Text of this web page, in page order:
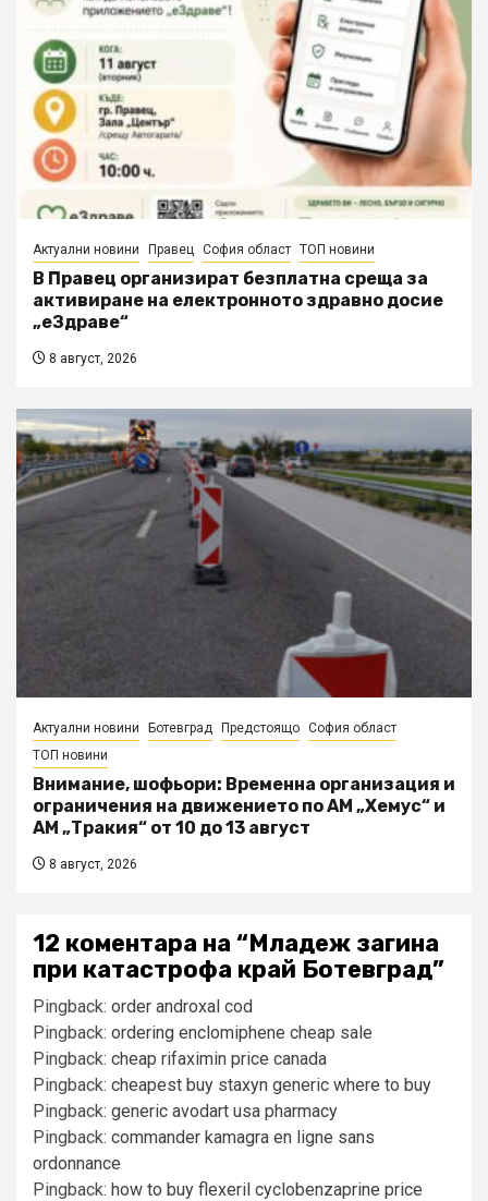
Актуални новини Правец София област ТОП новини
В Правец организират безплатна среща за
активиране на електронното здравно досие
„еЗдраве“
8 август, 2026
Актуални новини Ботевград Предстоящо София област
ТОП новини
Внимание, шофьори: Временна организация и
ограничения на движението по АМ „Хемус“ и
АМ „Тракия“ от 10 до 13 август
8 август, 2026
12 коментара на “Младеж загина
при катастрофа край Ботевград”
Pingback: order androxal cod
Pingback: ordering enclomiphene cheap sale
Pingback: cheap rifaximin price canada
Pingback: cheapest buy staxyn generic where to buy
Pingback: generic avodart usa pharmacy
Pingback: commander kamagra en ligne sans
ordonnance
Pingback: how to buy flexeril cyclobenzaprine price